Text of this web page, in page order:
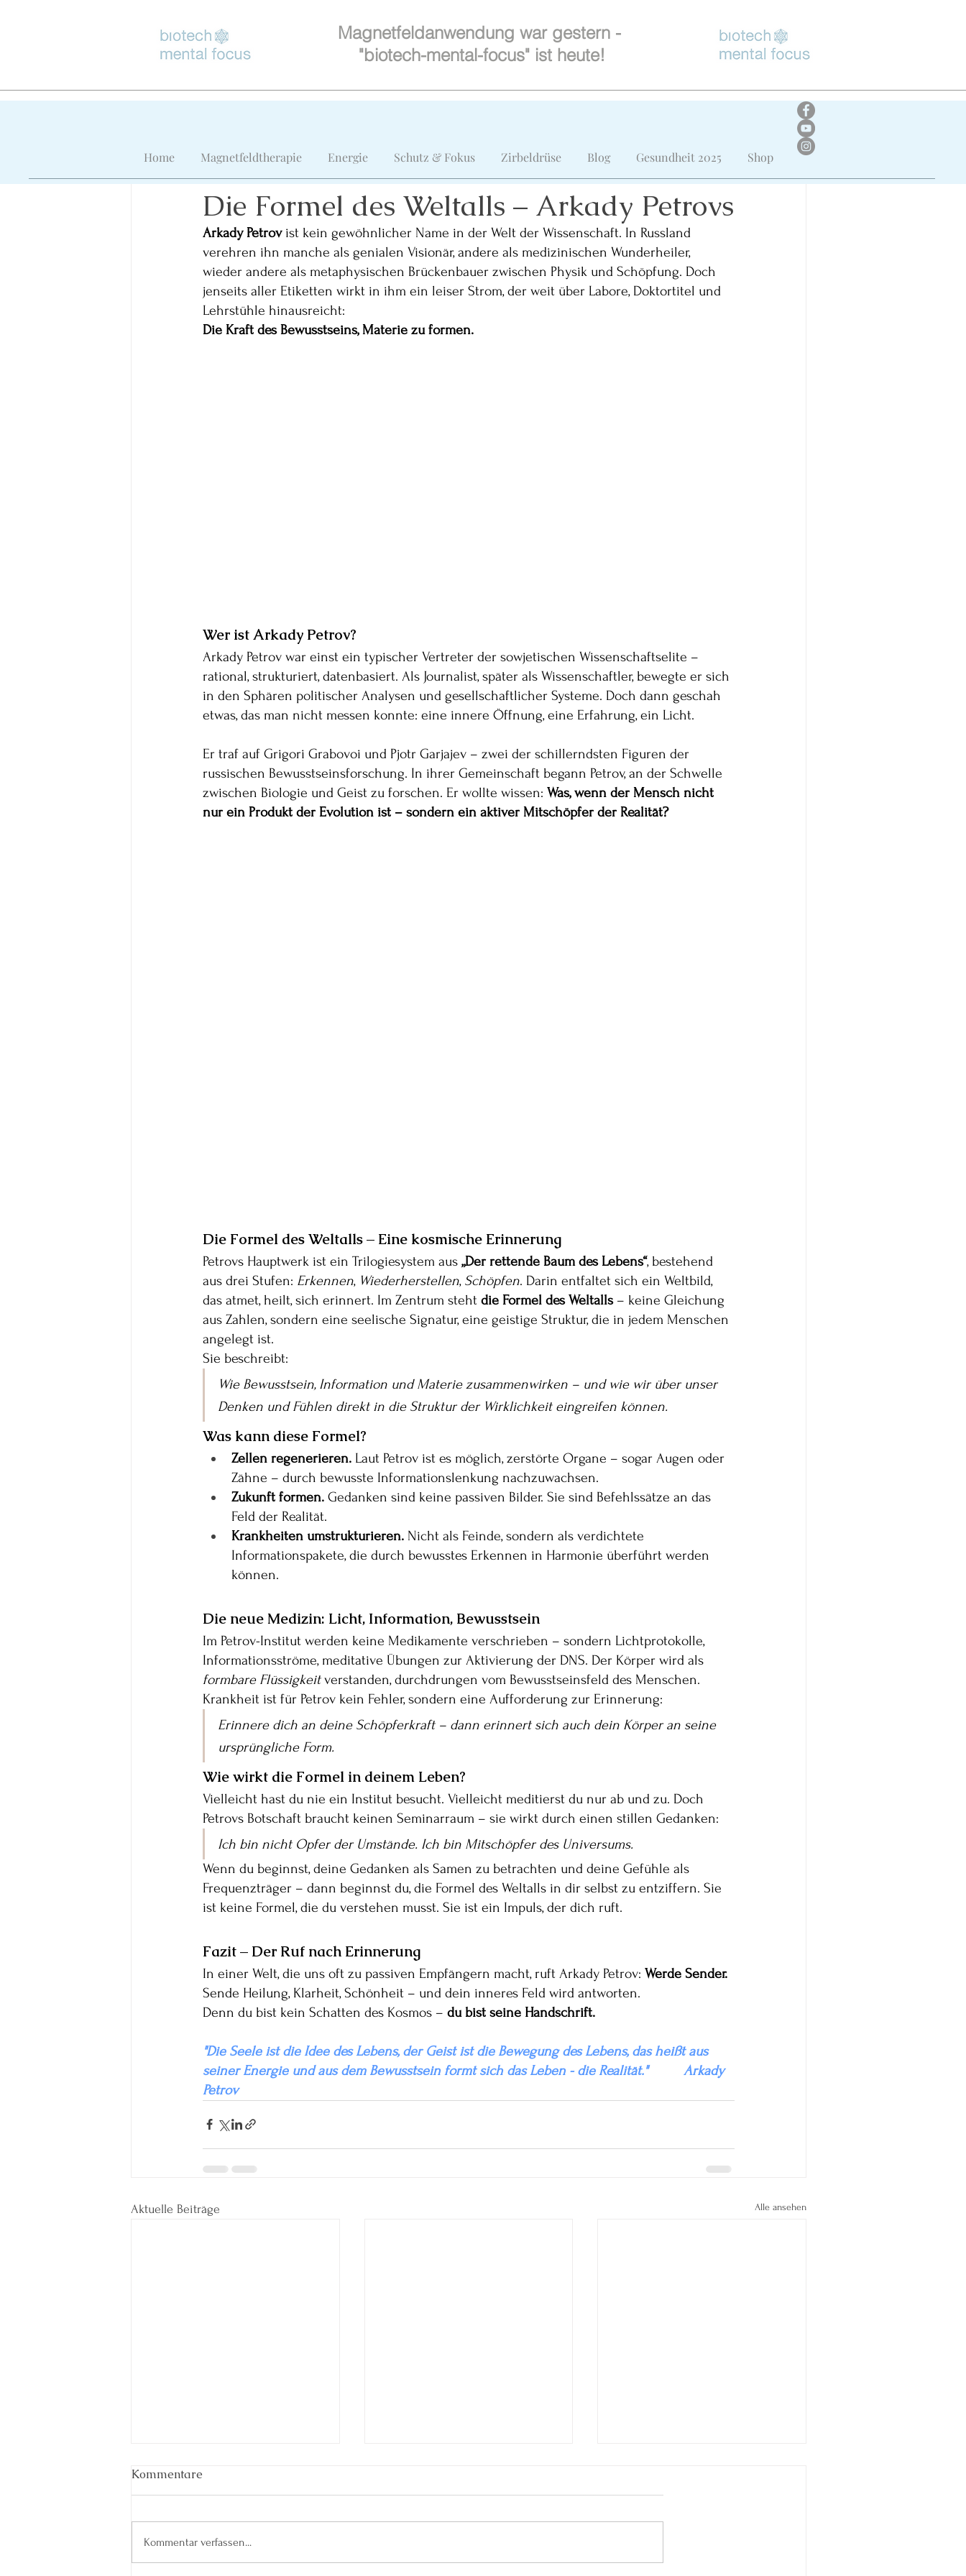
Magnetfeldanwendung war gestern -
"biotech-mental-focus" ist heute!
Home Magnetfeldtherapie Energie Schutz & Fokus Zirbeldrüse Blog Gesundheit 2025 Shop
Die Formel des Weltalls – Arkady Petrovs
Stefanie Diezel18. Mai 20252 Min. Lesezeit
Arkady Petrov ist kein gewöhnlicher Name in der Welt der Wissenschaft. In Russland
verehren ihn manche als genialen Visionär, andere als medizinischen Wunderheiler,
wieder andere als metaphysischen Brückenbauer zwischen Physik und Schöpfung. Doch
jenseits aller Etiketten wirkt in ihm ein leiser Strom, der weit über Labore, Doktortitel und
Lehrstühle hinausreicht:
Die Kraft des Bewusstseins, Materie zu formen.
Wer ist Arkady Petrov?
Arkady Petrov war einst ein typischer Vertreter der sowjetischen Wissenschaftselite –
rational, strukturiert, datenbasiert. Als Journalist, später als Wissenschaftler, bewegte er sich
in den Sphären politischer Analysen und gesellschaftlicher Systeme. Doch dann geschah
etwas, das man nicht messen konnte: eine innere Öffnung, eine Erfahrung, ein Licht.
Er traf auf Grigori Grabovoi und Pjotr Garjajev – zwei der schillerndsten Figuren der
russischen Bewusstseinsforschung. In ihrer Gemeinschaft begann Petrov, an der Schwelle
zwischen Biologie und Geist zu forschen. Er wollte wissen: Was, wenn der Mensch nicht
nur ein Produkt der Evolution ist – sondern ein aktiver Mitschöpfer der Realität?
Die Formel des Weltalls – Eine kosmische Erinnerung
Petrovs Hauptwerk ist ein Trilogiesystem aus „Der rettende Baum des Lebens“, bestehend
aus drei Stufen: Erkennen, Wiederherstellen, Schöpfen. Darin entfaltet sich ein Weltbild,
das atmet, heilt, sich erinnert. Im Zentrum steht die Formel des Weltalls – keine Gleichung
aus Zahlen, sondern eine seelische Signatur, eine geistige Struktur, die in jedem Menschen
angelegt ist.
Sie beschreibt:
Wie Bewusstsein, Information und Materie zusammenwirken – und wie wir über unser
Denken und Fühlen direkt in die Struktur der Wirklichkeit eingreifen können.
Was kann diese Formel?
Zellen regenerieren. Laut Petrov ist es möglich, zerstörte Organe – sogar Augen oder
Zähne – durch bewusste Informationslenkung nachzuwachsen.
Zukunft formen. Gedanken sind keine passiven Bilder. Sie sind Befehlssätze an das
Feld der Realität.
Krankheiten umstrukturieren. Nicht als Feinde, sondern als verdichtete
Informationspakete, die durch bewusstes Erkennen in Harmonie überführt werden
können.
Die neue Medizin: Licht, Information, Bewusstsein
Im Petrov-Institut werden keine Medikamente verschrieben – sondern Lichtprotokolle,
Informationsströme, meditative Übungen zur Aktivierung der DNS. Der Körper wird als
formbare Flüssigkeit verstanden, durchdrungen vom Bewusstseinsfeld des Menschen.
Krankheit ist für Petrov kein Fehler, sondern eine Aufforderung zur Erinnerung:
Erinnere dich an deine Schöpferkraft – dann erinnert sich auch dein Körper an seine
ursprüngliche Form.
Wie wirkt die Formel in deinem Leben?
Vielleicht hast du nie ein Institut besucht. Vielleicht meditierst du nur ab und zu. Doch
Petrovs Botschaft braucht keinen Seminarraum – sie wirkt durch einen stillen Gedanken:
Ich bin nicht Opfer der Umstände. Ich bin Mitschöpfer des Universums.
Wenn du beginnst, deine Gedanken als Samen zu betrachten und deine Gefühle als
Frequenzträger – dann beginnst du, die Formel des Weltalls in dir selbst zu entziffern. Sie
ist keine Formel, die du verstehen musst. Sie ist ein Impuls, der dich ruft.
Fazit – Der Ruf nach Erinnerung
In einer Welt, die uns oft zu passiven Empfängern macht, ruft Arkady Petrov: Werde Sender.
Sende Heilung, Klarheit, Schönheit – und dein inneres Feld wird antworten.
Denn du bist kein Schatten des Kosmos – du bist seine Handschrift.
"Die Seele ist die Idee des Lebens, der Geist ist die Bewegung des Lebens, das heißt aus
seiner Energie und aus dem Bewusstsein formt sich das Leben - die Realität."          Arkady
Petrov
Aktuelle Beiträge Alle ansehen
Kommentare
Kommentar verfassen...